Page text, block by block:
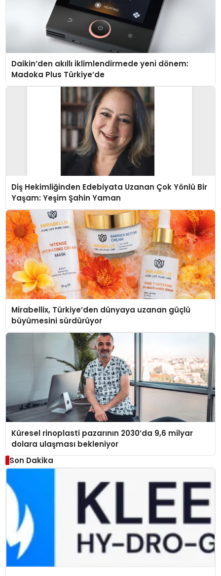
Daikin’den akıllı iklimlendirmede yeni dönem:
Madoka Plus Türkiye’de
Diş Hekimliğinden Edebiyata Uzanan Çok Yönlü Bir
Yaşam: Yeşim Şahin Yaman
Mirabellix, Türkiye’den dünyaya uzanan güçlü
büyümesini sürdürüyor
Küresel rinoplasti pazarının 2030’da 9,6 milyar
dolara ulaşması bekleniyor
Son Dakika